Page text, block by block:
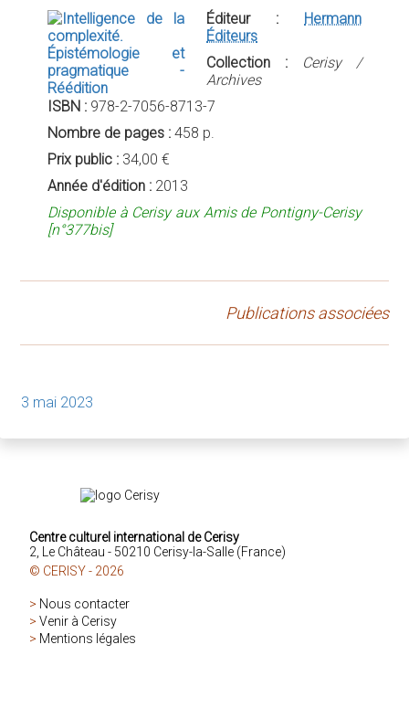
Éditeur :
Hermann
Éditeurs
Collection :
Cerisy /
Archives
ISBN : 978-2-7056-8713-7
Nombre de pages : 458 p.
Prix public : 34,00 €
Année d'édition : 2013
Disponible à Cerisy aux Amis de Pontigny-Cerisy
[n°377bis]
Publications associées
3 mai 2023
Centre culturel international de Cerisy
2, Le Château - 50210 Cerisy-la-Salle (France)
© CERISY - 2026
> Nous contacter
> Venir à Cerisy
> Mentions légales